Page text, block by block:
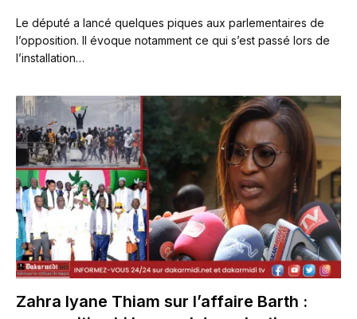
Le député a lancé quelques piques aux parlementaires de
l’opposition. Il évoque notamment ce qui s’est passé lors de
l’installation…
Zahra Iyane Thiam sur l’affaire Barth :